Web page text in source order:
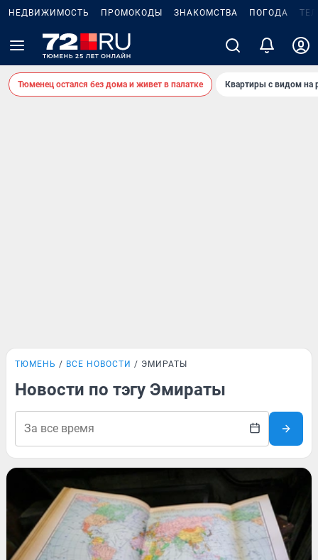
НЕДВИЖИМОСТЬ ПРОМОКОДЫ ЗНАКОМСТВА ПОГОДА
Тюменец остался без дома и живет в палатке Квартиры с видом на
ТЮМЕНЬ ВСЕ НОВОСТИ ЭМИРАТЫ
Новости по тэгу Эмираты